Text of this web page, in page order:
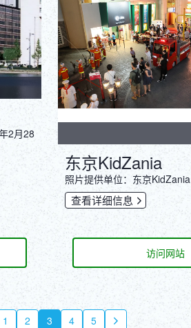
2月28
东京KidZania
照片提供单位：东京KidZania
查看详细信息
访问网站
1 2 3 4 5